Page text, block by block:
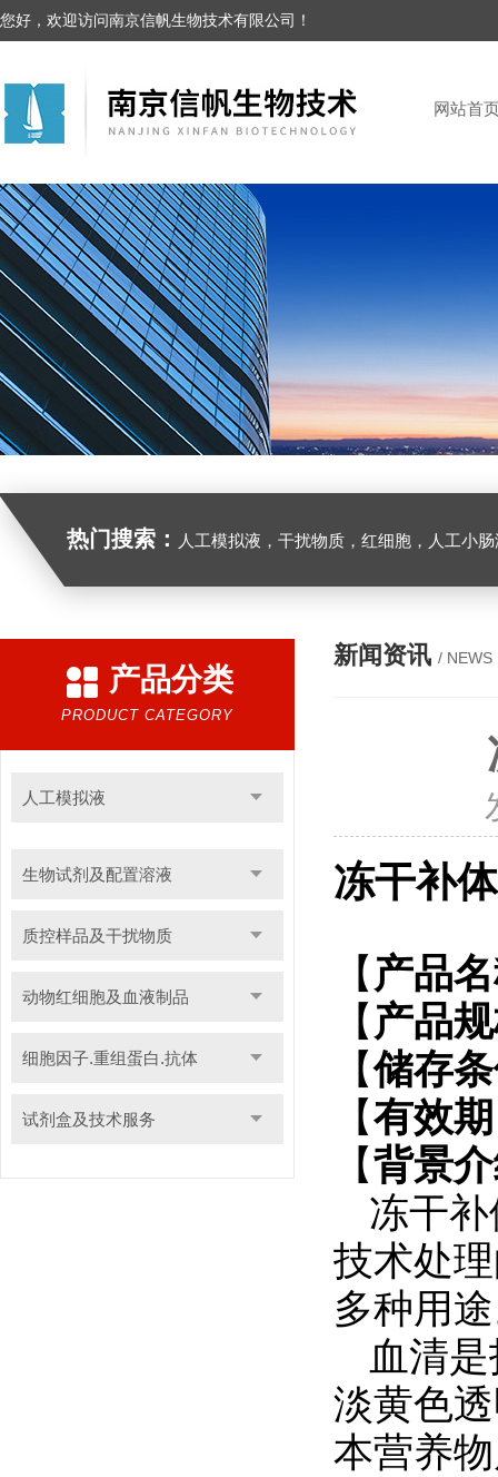
您好，欢迎访问南京信帆生物技术有限公司！
网站首
热门搜索： 人工模拟液，干扰物质，红细胞，人工小
产品分类
PRODUCT CATEGORY
人工模拟液
生物试剂及配置溶液
质控样品及干扰物质
动物红细胞及血液制品
细胞因子.重组蛋白.抗体
试剂盒及技术服务
新闻资讯 / NEWS
冻干补
【 产品
【 产品
【储存
【有效期
【背景
冻干
技术处
多种用
血清
淡黄色
本营养